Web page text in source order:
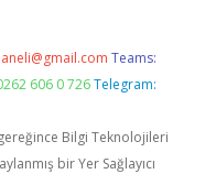
Teams:
606 0 726 Telegram:
Bilgi Teknolojileri
bir Yer Sağlayıcı